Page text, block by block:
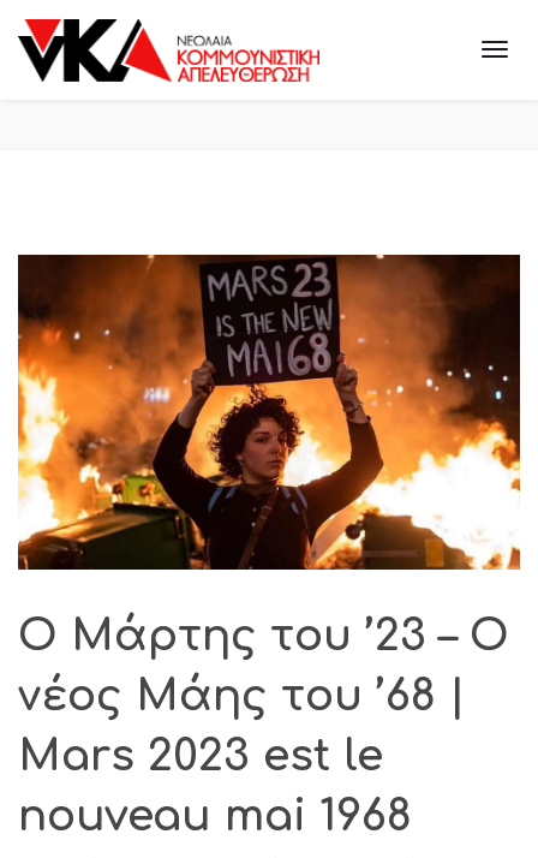
Ο Μάρτης του ’23 – Ο
νέος Μάης του ’68 |
Mars 2023 est le
nouveau mai 1968